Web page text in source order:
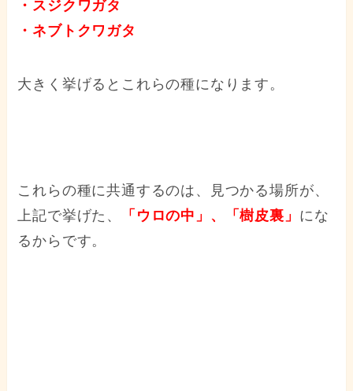
・スジクワガタ
・ネブトクワガタ
大きく挙げるとこれらの種になります。
これらの種に共通するのは、見つかる場所が、
上記で挙げた、
「ウロの中」、「樹皮裏」 にな
るからです。